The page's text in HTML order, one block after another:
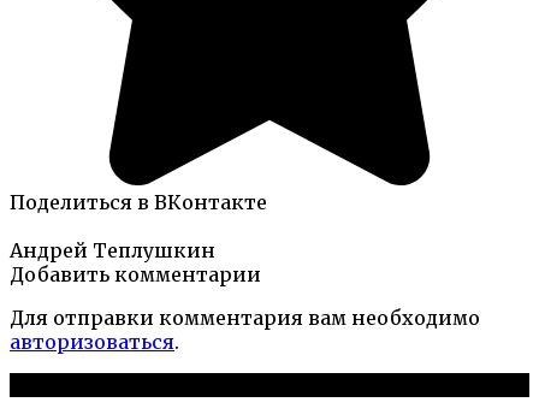
Поделиться в ВКонтакте
Андрей Теплушкин
Добавить комментарии
Для отправки комментария вам необходимо
авторизоваться.